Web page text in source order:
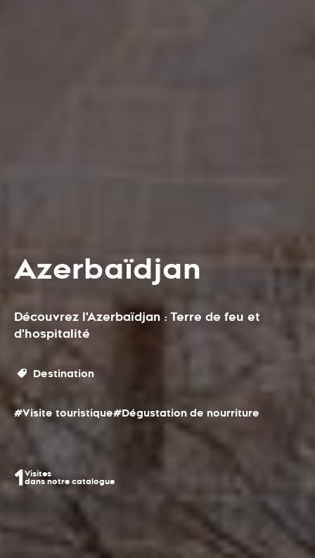
Azerbaïdjan
Découvrez l'Azerbaïdjan : Terre de feu et
d'hospitalité
Destination
#Visite touristique#Dégustation de nourriture
1Visites
dans notre catalogue